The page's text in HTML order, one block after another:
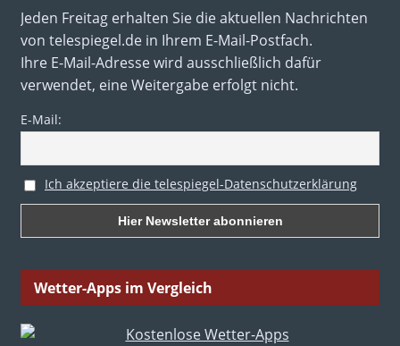
Jeden Freitag erhalten Sie die aktuellen Nachrichten
von telespiegel.de in Ihrem E-Mail-Postfach.
Ihre E-Mail-Adresse wird ausschließlich dafür
verwendet, eine Weitergabe erfolgt nicht.
E-Mail:
Ich akzeptiere die telespiegel-Datenschutzerklärung
Wetter-Apps im Vergleich